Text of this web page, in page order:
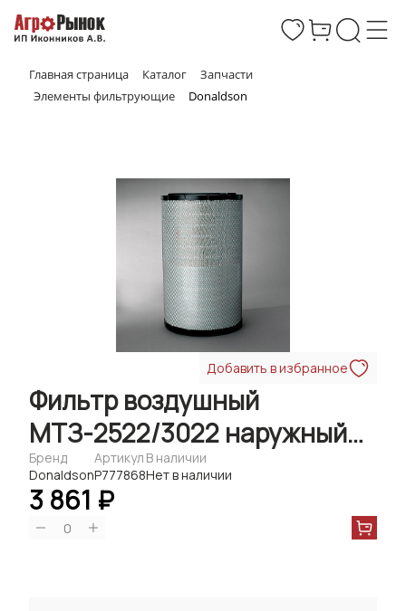
Главная страница Каталог
Запчасти
Элементы фильтрующие
Donaldson
Добавить в избранное
Фильтр воздушный
МТЗ-2522/3022 наружный
P777868 Donaldson
Бренд
Donaldson
Артикул
P777868
В наличии
Нет в наличии
3 861 ₽
0